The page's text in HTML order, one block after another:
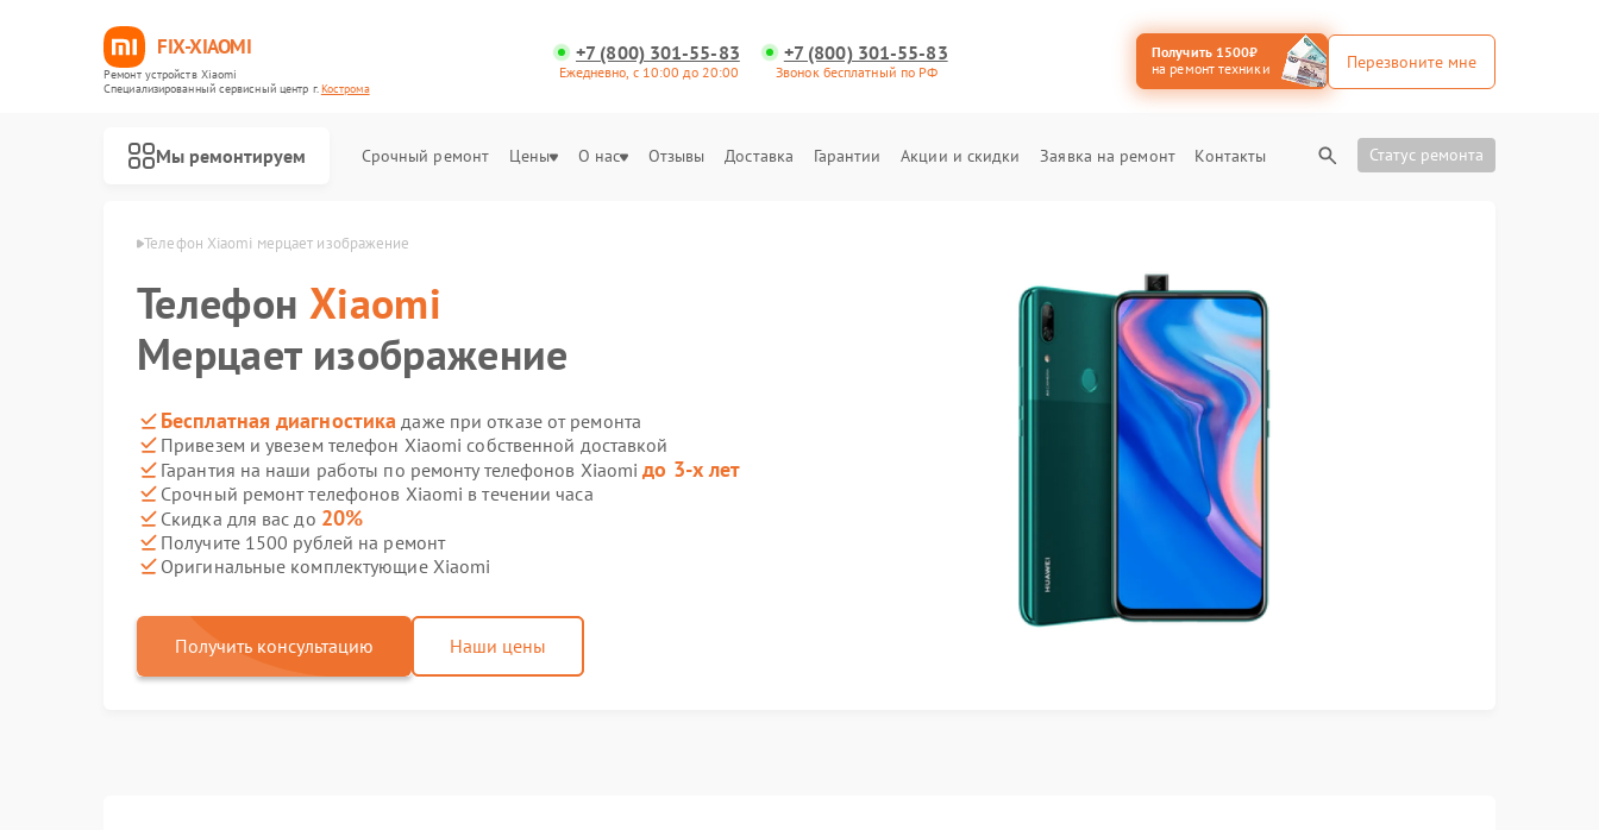
FIX-XIAOMI
Ремонт устройств Xiaomi
Специализированный cервисный центр г.Кострома
+7 (800) 301-55-83
Ежедневно, с 10:00 до 20:00
+7 (800) 301-55-83
Звонок бесплатный по РФ
Получить 1500₽
на ремонт техники
Перезвоните мне
Мы ремонтируем Срочный ремонт Цены О нас Отзывы Доставка Гарантии Акции и скидки Заявка на ремонт Контакты Статус ремонта
Xiaomi в Костроме Телефон Xiaomi мерцает изображение
Телефон Xiaomi
Мерцает изображение
Бесплатная диагностика даже при отказе от ремонта
Привезем и увезем телефон Xiaomi собственной доставкой
Гарантия на наши работы по ремонту телефонов Xiaomiдо 3-х лет
Срочный ремонт телефонов Xiaomi в течении часа
Скидка для вас до 20%
Получите 1500 рублей на ремонт
Оригинальные комплектующие Xiaomi
Получить консультацию Наши цены